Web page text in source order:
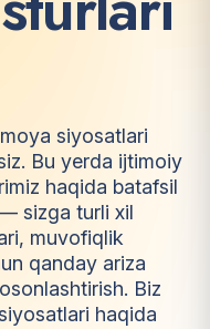
siyosatlari
Bu yerda ijtimoiy
haqida batafsil
sizga turli xil
muvofiqlik
qanday ariza
Biz
haqida